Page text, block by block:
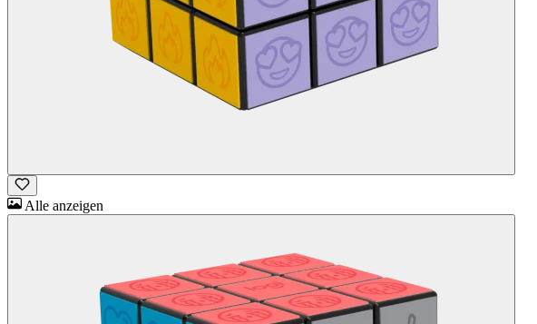
Alle anzeigen